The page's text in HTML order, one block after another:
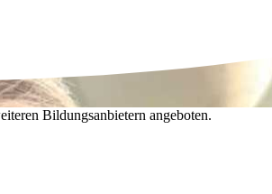
Bildungsanbietern angeboten.